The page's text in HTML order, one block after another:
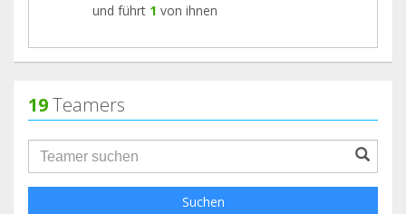
und führt 1 von ihnen
19Teamers
groupProfile.searchForm.search.text???
Suchen